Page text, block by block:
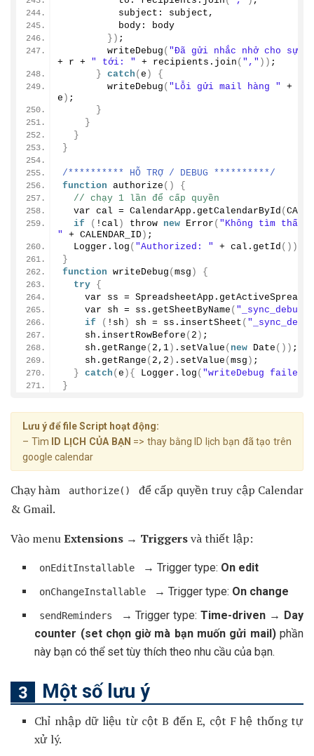
          subject: subject,
          body: body
}) ;
writeDebug ( "Đã gửi nhắc nhở cho sự
+ r + " tới: " + recipients. join ( "," )) ;
} catch ( e )
{
writeDebug ( "Lỗi gửi mail hàng "
+ r
e ) ;
}
}
}
}
/********** HỖ TRỢ / DEBUG **********/
function authorize ()
{
// chạy 1 lần để cấp quyền
  var cal = CalendarApp.
getCalendarById (
if
( !cal ) throw new Error ( "Không tìm thấy
"
+ CALENDAR_ID ) ;
  Logger.
log ( "Authorized: " + cal. getId ())
}
function writeDebug ( msg )
{
try {
    var ss = SpreadsheetApp.
    var sh = ss.
getSheetByName ( "_sync_debug"
if
( !sh ) sh = ss. insertSheet (
    sh.
insertRowBefore ( 2 ) ;
    sh.
getRange ( 2 , 1 ) . setValue ( new Date ()) ;
    sh.
getRange ( 2 , 2 ) . setValue ( msg ) ;
} catch ( e ){ Logger. log ( "writeDebug failed:
}
Lưu ý để file Script hoạt động:
– Tìm
ID LỊCH CỦA BẠN => thay bằng ID lịch bạn đã tạo trên
google calendar
Chạy hàm authorize()
để cấp quyền truy cập Calendar
& Gmail.
Vào menuExtensions → Triggersvà thiết lập:
onEditInstallable → Trigger type: On edit
onChangeInstallable → Trigger type: On change
sendReminders → Trigger type:Time-driven → Day
counter (set chọn giờ mà bạn muốn gửi mail) phần
này bạn có thể set tùy thích theo nhu cầu của bạn.
Một số lưu ý
Chỉ nhập dữ liệu từ cột B đến E, cột F hệ thống tự
xử lý.